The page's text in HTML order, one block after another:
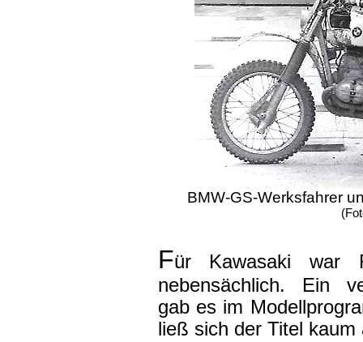
BMW-GS-Werksfahrer
Für Kawasaki war
nebensächlich. Ein
gab es im
ließ sich der Titel